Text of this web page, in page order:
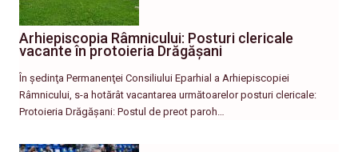
Arhiepiscopia Râmnicului: Posturi clericale
vacante în protoieria Drăgășani
În şedinţa Permanenţei Consiliului Eparhial a Arhiepiscopiei
Râmnicului, s-a hotărât vacantarea următoarelor posturi clericale:
Protoieria Drăgășani: Postul de preot paroh…